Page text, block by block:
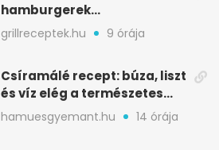
hamburgerek
sobrasadával: csípős-
mézes falatkák
grillreceptek.hu 9 órája
Csíramálé recept: búza, liszt
és víz elég a természetes
édességhez
hamuesgyemant.hu 14 órája